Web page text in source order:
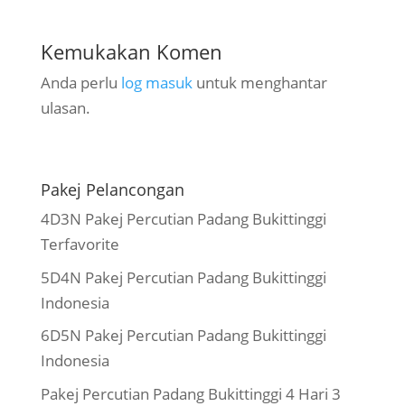
Kemukakan Komen
Anda perlu log masukuntuk menghantar
ulasan.
Pakej Pelancongan
4D3N Pakej Percutian Padang Bukittinggi
Terfavorite
5D4N Pakej Percutian Padang Bukittinggi
Indonesia
6D5N Pakej Percutian Padang Bukittinggi
Indonesia
Pakej Percutian Padang Bukittinggi 4 Hari 3